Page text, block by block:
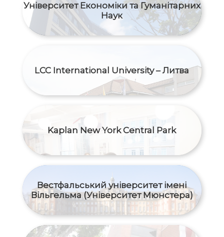
Університет Економіки та Гуманітарних
Наук
LCC International University – Литва
Kaplan New York Central Park
Вестфальський університет імені
Вільгельма (Університет Мюнстера)